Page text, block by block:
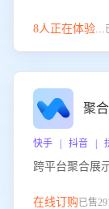
8人正在体验...
聚
快手 | 抖音 |
跨平台聚合展
在线订购已售